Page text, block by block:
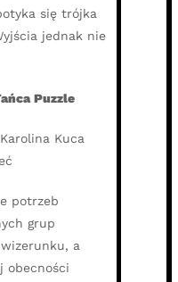
się trójka
jednak nie
Puzzle
Kuca
potrzeb
grup
a
obecności